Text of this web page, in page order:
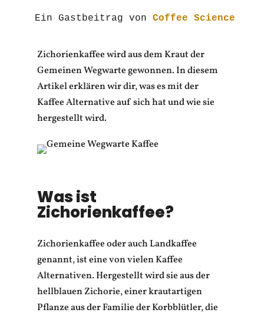
Ein Gastbeitrag von Coffee Science
Zichorienkaffee wird aus dem Kraut der
Gemeinen Wegwarte gewonnen. In diesem
Artikel erklären wir dir, was es mit der
Kaffee Alternative auf sich hat und wie sie
hergestellt wird.
Was ist
Zichorienkaffee?
Zichorienkaffee oder auch Landkaffee
genannt, ist eine von vielen Kaffee
Alternativen. Hergestellt wird sie aus der
hellblauen Zichorie, einer krautartigen
Pflanze aus der Familie der Korbblütler, die